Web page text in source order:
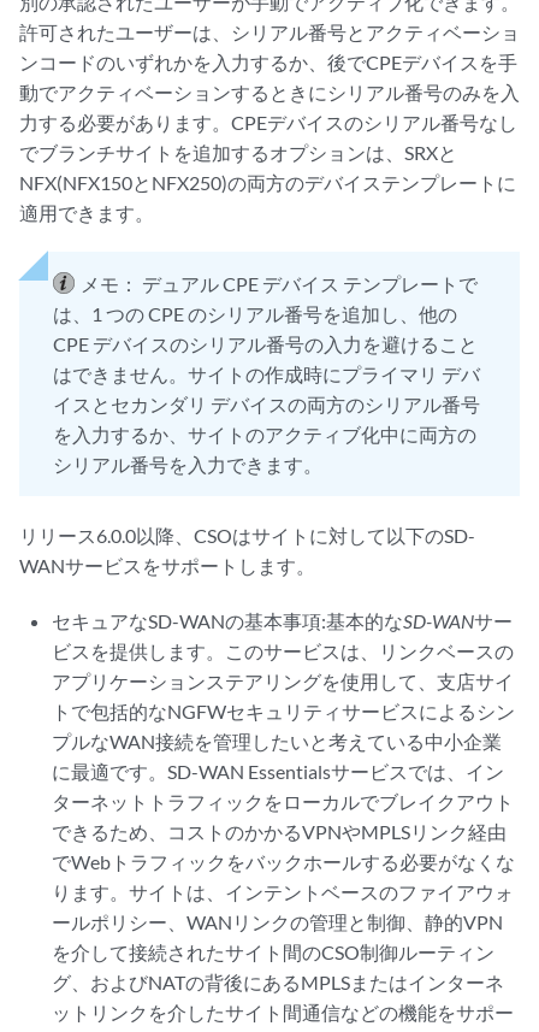
許可されたユーザーは、シリアル番号とアクティベーショ
ンコードのいずれかを入力するか、後でCPEデバイスを手
動でアクティベーションするときにシリアル番号のみを入
力する必要があります。CPEデバイスのシリアル番号なし
でブランチサイトを追加するオプションは、SRXと
NFX(NFX150とNFX250)の両方のデバイステンプレートに
適用できます。
メモ： デュアル CPE デバイス テンプレートで
は、1 つの CPE のシリアル番号を追加し、他の
CPE デバイスのシリアル番号の入力を避けること
はできません。サイトの作成時にプライマリ デバ
イスとセカンダリ デバイスの両方のシリアル番号
を入力するか、サイトのアクティブ化中に両方の
シリアル番号を入力できます。
リリース6.0.0以降、CSOはサイトに対して以下のSD-
WANサービスをサポートします。
セキュアなSD-WANの基本事項:基本的なSD-WANサー
ビスを提供します。このサービスは、リンクベースの
アプリケーションステアリングを使用して、支店サイ
トで包括的なNGFWセキュリティサービスによるシン
プルなWAN接続を管理したいと考えている中小企業
に最適です。SD-WAN Essentialsサービスでは、イン
ターネットトラフィックをローカルでブレイクアウト
できるため、コストのかかるVPNやMPLSリンク経由
でWebトラフィックをバックホールする必要がなくな
ります。サイトは、インテントベースのファイアウォ
ールポリシー、WANリンクの管理と制御、静的VPN
を介して接続されたサイト間のCSO制御ルーティン
グ、およびNATの背後にあるMPLSまたはインターネ
ットリンクを介したサイト間通信などの機能をサポー